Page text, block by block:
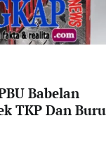
Babelan
TKP Dan Buru